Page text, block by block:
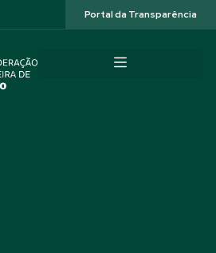
Portal da Transparência